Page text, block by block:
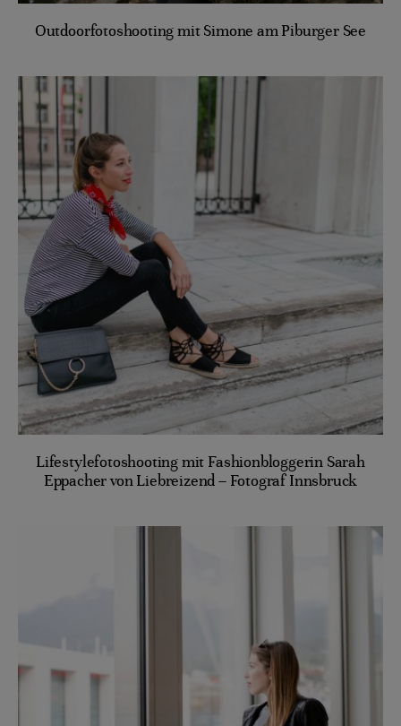
Outdoorfotoshooting mit Simone am Piburger See
Lifestylefotoshooting mit Fashionbloggerin Sarah
Eppacher von Liebreizend – Fotograf Innsbruck